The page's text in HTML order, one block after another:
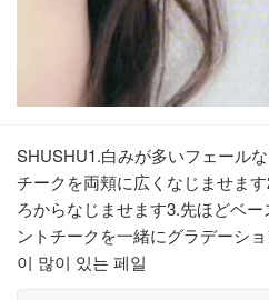
SHUSHU1.白みが多いフェール
チークを両頬に広くなじませま
ろからなじませます3.先ほどベ
ントチークを一緒にグラデーシ
이 많이 있는 페일